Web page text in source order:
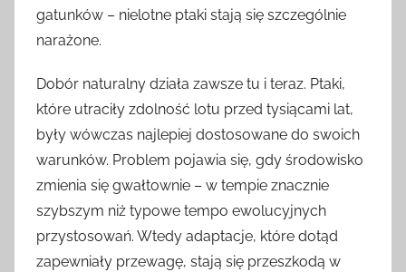
gatunków – nielotne ptaki stają się szczególnie
narażone.
Dobór naturalny działa zawsze tu i teraz. Ptaki,
które utraciły zdolność lotu przed tysiącami lat,
były wówczas najlepiej dostosowane do swoich
warunków. Problem pojawia się, gdy środowisko
zmienia się gwałtownie – w tempie znacznie
szybszym niż typowe tempo ewolucyjnych
przystosowań. Wtedy adaptacje, które dotąd
zapewniały przewagę, stają się przeszkodą w